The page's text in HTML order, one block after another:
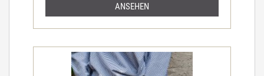
ANSEHEN